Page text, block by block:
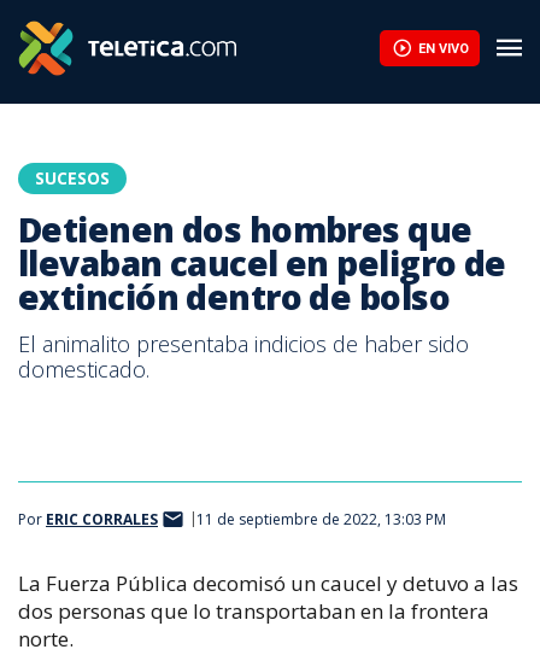
EN VIVO
SUCESOS
Detienen dos hombres que
llevaban caucel en peligro de
extinción dentro de bolso
El animalito presentaba indicios de haber sido
domesticado.
Por ERIC CORRALES 11 de septiembre de 2022, 13:03 PM
La Fuerza Pública decomisó un caucel y detuvo a las
dos personas que lo transportaban en la frontera
norte.